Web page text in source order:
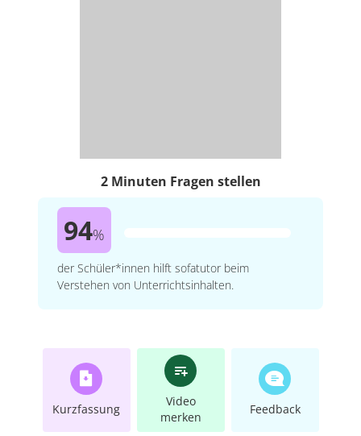
2 Minuten Fragen stellen
94%
der Schüler*innen hilft sofatutor beim
Verstehen von Unterrichtsinhalten.
Kurzfassung
Video
merken
Feedback